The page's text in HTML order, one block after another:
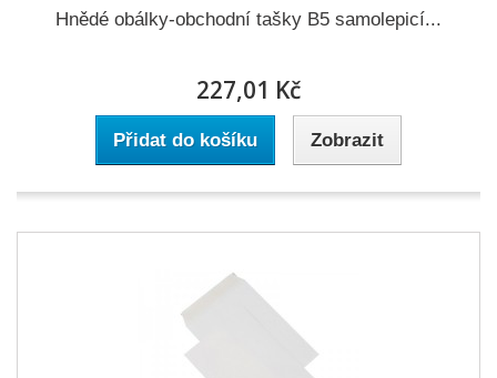
Hnědé obálky-obchodní tašky B5 samolepicí...
227,01 Kč
Přidat do košíku Zobrazit